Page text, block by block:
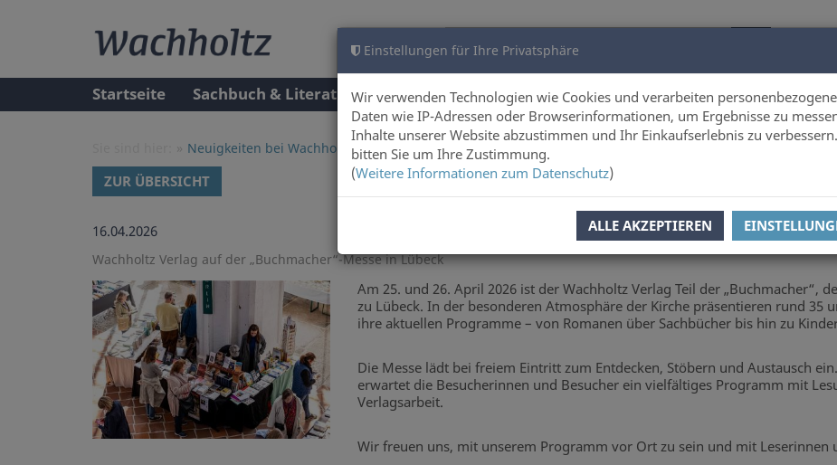
Einstellungen für Ihre Privatsphäre
Wir verwenden Technologien wie Cookies und verarbeiten personenbezogene
Daten wie IP-Adressen oder Browserinformationen, um Ergebnisse zu
Inhalte unserer Website abzustimmen und Ihr Einkaufserlebnis zu
bitten Sie um Ihre Zustimmung.
(Weitere Informationen zum Datenschutz)
ALLE AKZEPTIEREN
Startseite Sachbuch & Literatur Autoren Über uns
Neuigkeiten bei Wachholtz Verlag Online-Shop
ZUR ÜBERSICHT
16.04.2026
Wachholtz Verlag auf der „Buchmacher“-Messe in Lübeck
Am 25. und 26. April 2026 ist der Wachholtz Verlag Teil der „Buchmacher“,
zu Lübeck. In der besonderen Atmosphäre der Kirche präsentieren rund 35
ihre aktuellen Programme – von Romanen über Sachbücher bis hin zu
Die Messe lädt bei freiem Eintritt zum Entdecken, Stöbern und Austausch
erwartet die Besucherinnen und Besucher ein vielfältiges Programm mit
Verlagsarbeit.
Wir freuen uns, mit unserem Programm vor Ort zu sein und mit Leserinnen